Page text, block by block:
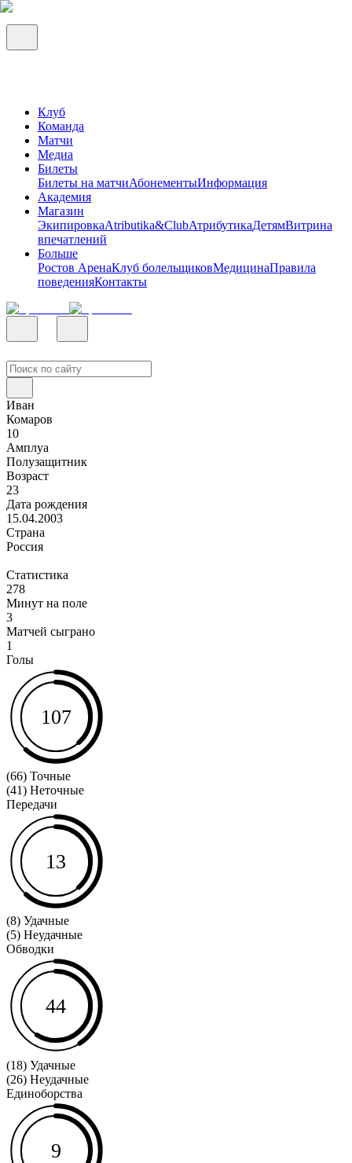
Клуб
Команда
Матчи
Медиа
Билеты
Билеты на матчиАбонементыИнформация
Академия
Магазин
ЭкипировкаAtributika&ClubАтрибутикаДетямВитрина
впечатлений
Больше
Ростов АренаКлуб болельщиковМедицинаПравила
поведенияКонтакты
Иван
Комаров
10
Амплуа
Полузащитник
Возраст
23
Дата рождения
15.04.2003
Страна
Россия
Статистика
278
Минут на поле
3
Матчей сыграно
1
Голы
107
(66) Точные
(41) Неточные
Передачи
13
(8) Удачные
(5) Неудачные
Обводки
44
(18) Удачные
(26) Неудачные
Единоборства
9